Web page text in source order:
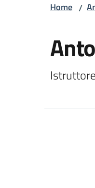
Home /